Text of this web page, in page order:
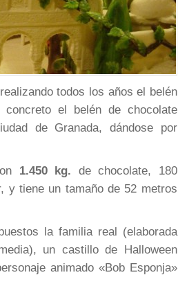
todos los años el belén
el belén de chocolate
de Granada, dándose por
1.450 kg. de chocolate, 180
y tiene un tamaño de 52 metros
la familia real (elaborada
un castillo de Halloween
animado «Bob Esponja»